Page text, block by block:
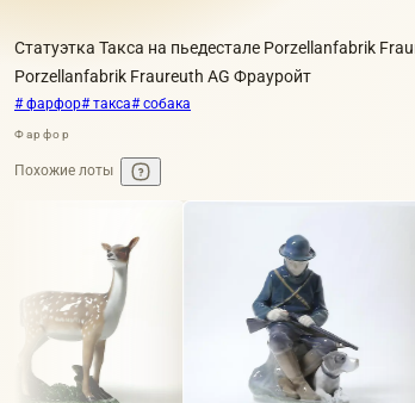
Статуэтка Такса на пьедестале Porzellanfabrik
Porzellanfabrik Fraureuth AG Фрауройт
# фарфор# такса# собака
Фарфор
Похожие лоты